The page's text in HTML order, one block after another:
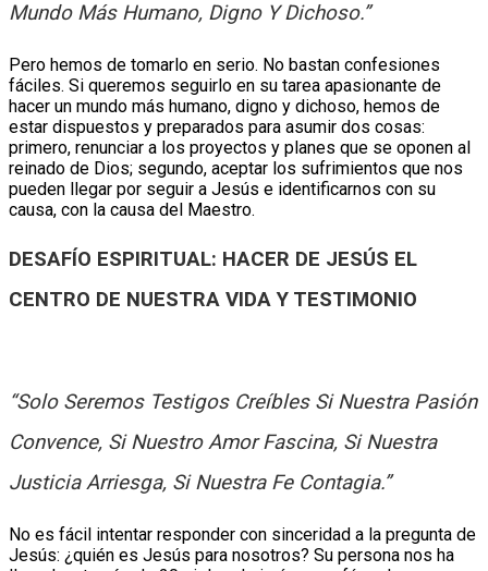
Mundo Más Humano, Digno Y Dichoso.”
Pero hemos de tomarlo en serio. No bastan confesiones
fáciles. Si queremos seguirlo en su tarea apasionante de
hacer un mundo más humano, digno y dichoso, hemos de
estar dispuestos y preparados para asumir dos cosas:
primero, renunciar a los proyectos y planes que se oponen al
reinado de Dios; segundo, aceptar los sufrimientos que nos
pueden llegar por seguir a Jesús e identificarnos con su
causa, con la causa del Maestro.
DESAFÍO ESPIRITUAL: HACER DE JESÚS EL
CENTRO DE NUESTRA VIDA Y TESTIMONIO
“Solo Seremos Testigos Creíbles Si Nuestra Pasión
Convence, Si Nuestro Amor Fascina, Si Nuestra
Justicia Arriesga, Si Nuestra Fe Contagia.”
No es fácil intentar responder con sinceridad a la pregunta de
Jesús: ¿quién es Jesús para nosotros? Su persona nos ha